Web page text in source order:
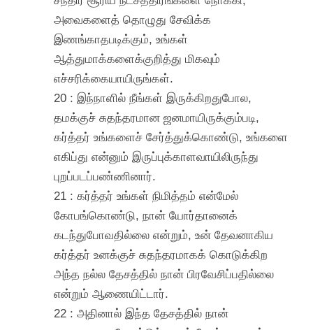
அவைகளைத் தொழுது சேவிக்க
இணங்காதபடிக்கும், உங்கள்
ஆத்துமாக்களைக்குறித்து மிகவும்
எச்சரிக்கையாயிருங்கள்.
20 : இந்நாளில் நீங்கள் இருக்கிறதுபோல,
தமக்குச் சுதந்தரமான ஜனமாயிருக்கும்படி,
கர்த்தர் உங்களைச் சேர்த்துக்கொண்டு, உங்களை
எகிப்து என்னும் இருப்புக்காளவாயிலிருந்து
புறப்படப்பண்ணினார்.
21 : கர்த்தர் உங்கள் நிமித்தம் என்மேல்
கோபங்கொண்டு, நான் யோர்தானைக்
கடந்துபோவதில்லை என்றும், உன் தேவனாகிய
கர்த்தர் உனக்குச் சுதந்தரமாகக் கொடுக்கிற
அந்த நல்ல தேசத்தில் நான் பிரவேசிப்பதில்லை
என்றும் ஆணையிட்டார்.
22 : அதினால் இந்த தேசத்தில் நான்